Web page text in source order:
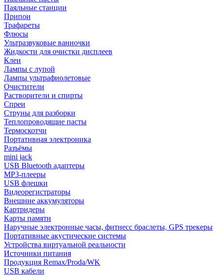
Паяльные станции
Припои
Трафареты
Флюсы
Ультразвуковые ванночки
Жидкости для очистки дисплеев
Клеи
Лампы с лупой
Лампы ультрафиолетовые
Очистители
Растворители и спирты
Спреи
Струны для разборки
Теплопроводящие пасты
Термоскотчи
Портативная электроника
Разъёмы
mini jack
USB Bluetooth адаптеры
MP3-плееры
USB флешки
Видеорегистраторы
Внешние аккумуляторы
Картридеры
Карты памяти
Наручные электронные часы, фитнесс браслеты, GPS трекеры
Портативные акустические системы
Устройства виртуальной реальности
Источники питания
Продукция Remax/Proda/WK
USB кабели